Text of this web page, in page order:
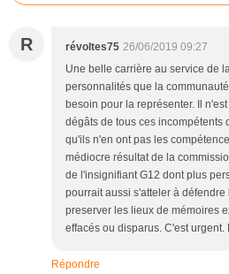
R révoltes75 26/06/2019 09:27
Une belle carrière au service de
personnalités que la
besoin pour la représenter. Il
dégâts de tous ces incompétents
qu'ils n'en ont pas les
médiocre résultat de la
de l'insignifiant G12 dont plus
pourrait aussi s'atteler à
preserver les lieux de mémoires
effacés ou disparus. C'est urgent.
Répondre